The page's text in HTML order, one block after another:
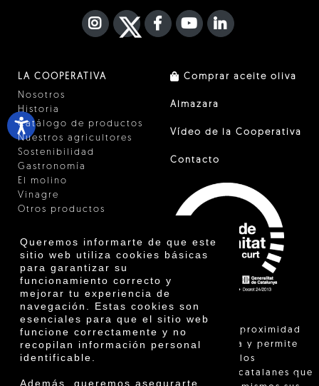
Queremos informarte de que este
sitio web utiliza cookies básicas
para garantizar su
funcionamiento correcto y
mejorar tu experiencia de
navegación. Estas cookies son
esenciales para que el sitio web
funcione correctamente y no
recopilan información personal
identificable.
Además, queremos asegurarte
INSTAGRAM
TWITTER
FACEBOOK F
YOUTUBEFA LINKEDIN
LA COOPERATIVA
Nosotros
Historia
Catálogo de productos
Nuestros agricultores
Sostenibilidad
Gastronomía
El molino
Vinagre
Otros productos
Premios
Innovación
Comprar aceite oliva
Almazara
Vídeo de la Cooperativa
Contacto
"La venta de proximidad
está regulada y permite
identificar a los
agricultores catalanes que